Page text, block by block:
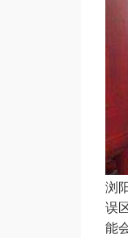
浏
误
能